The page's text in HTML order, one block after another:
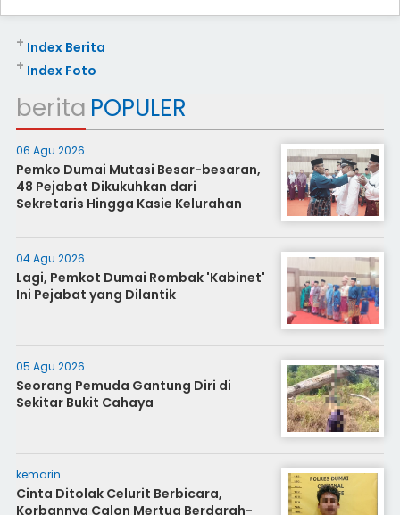
Index Berita
+
Index Foto
+
berita POPULER
06 Agu 2026
Pemko Dumai Mutasi Besar-besaran,
48 Pejabat Dikukuhkan dari
Sekretaris Hingga Kasie Kelurahan
04 Agu 2026
Lagi, Pemkot Dumai Rombak 'Kabinet'
Ini Pejabat yang Dilantik
05 Agu 2026
Seorang Pemuda Gantung Diri di
Sekitar Bukit Cahaya
kemarin
Cinta Ditolak Celurit Berbicara,
Korbannya Calon Mertua Berdarah-